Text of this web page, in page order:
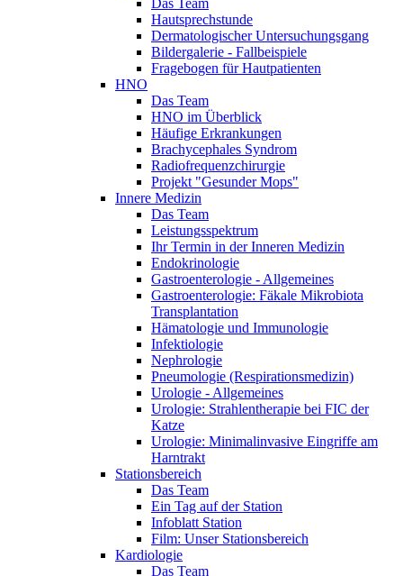
Das Team
Hautsprechstunde
Dermatologischer Untersuchungsgang
Bildergalerie - Fallbeispiele
Fragebogen für Hautpatienten
HNO
Das Team
HNO im Überblick
Häufige Erkrankungen
Brachycephales Syndrom
Radiofrequenzchirurgie
Projekt "Gesunder Mops"
Innere Medizin
Das Team
Leistungsspektrum
Ihr Termin in der Inneren Medizin
Endokrinologie
Gastroenterologie - Allgemeines
Gastroenterologie: Fäkale Mikrobiota
Transplantation
Hämatologie und Immunologie
Infektiologie
Nephrologie
Pneumologie (Respirationsmedizin)
Urologie - Allgemeines
Urologie: Strahlentherapie bei FIC der
Katze
Urologie: Minimalinvasive Eingriffe am
Harntrakt
Stationsbereich
Das Team
Ein Tag auf der Station
Infoblatt Station
Film: Unser Stationsbereich
Kardiologie
Das Team